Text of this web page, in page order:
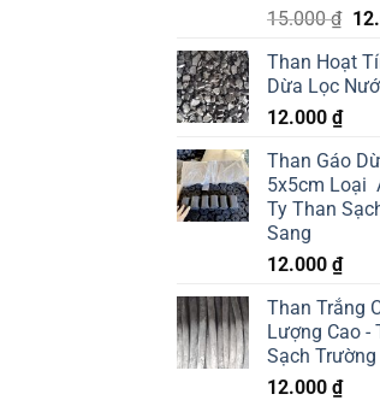
15.000₫ Giá
là:
Than Hoạt
Dừa Lọc
12.000 ₫
Than Gáo
5x5cm Loại
Ty Than
Sang
12.000 ₫
Than Trắng
Lượng Cao -
Sạch Trường
12.000 ₫